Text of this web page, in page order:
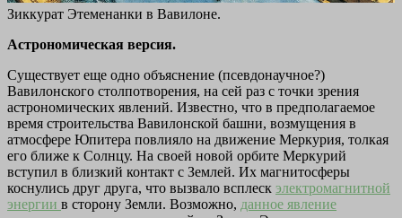
Зиккурат Этеменанки в Вавилоне.
Астрономическая версия.
Существует еще одно объяснение (псевдонаучное?)
Вавилонского столпотворения, на сей раз с точки зрения
астрономических явлений. Известно, что в предполагаемое
время строительства Вавилонской башни, возмущения в
атмосфере Юпитера повлияло на движение Меркурия, толкая
его ближе к Солнцу. На своей новой орбите Меркурий
вступил в близкий контакт с Землей. Их магнитосферы
коснулись друг друга, что вызвало всплеск электромагнитной
энергии в сторону Земли. Возможно, данное явление